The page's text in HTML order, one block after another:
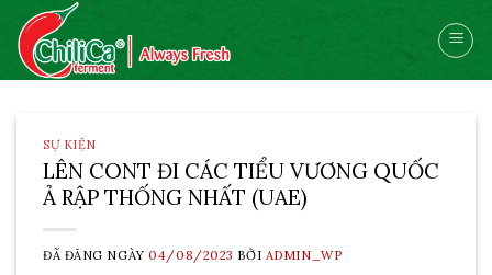
Skip
content
SỰ KIỆN
LÊN CONT ĐI CÁC TIỂU VƯƠNG QUỐC
Ả RẬP THỐNG NHẤT (UAE)
ĐÃ ĐĂNG NGÀY04/08/2023 BỞI ADMIN_WP